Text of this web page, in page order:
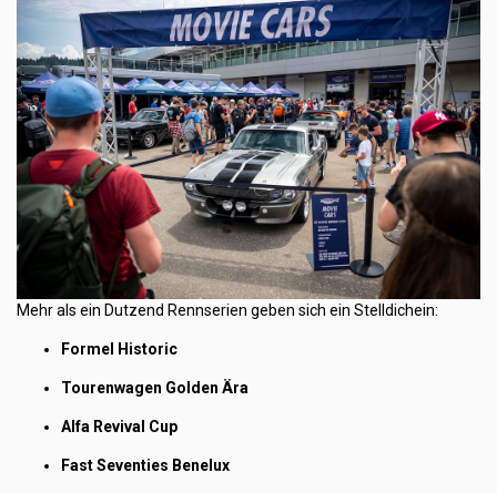
Mehr als ein Dutzend Rennserien geben sich ein Stelldichein:
Formel Historic
Tourenwagen Golden Ära
Alfa Revival Cup
Fast Seventies Benelux